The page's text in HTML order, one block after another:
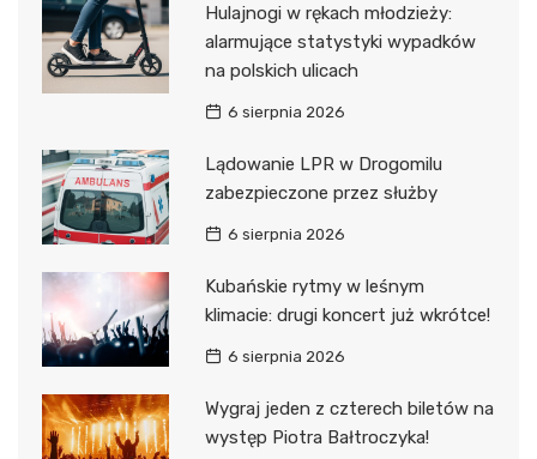
Hulajnogi w rękach młodzieży:
alarmujące statystyki wypadków
na polskich ulicach
6 sierpnia 2026
Lądowanie LPR w Drogomilu
zabezpieczone przez służby
6 sierpnia 2026
Kubańskie rytmy w leśnym
klimacie: drugi koncert już wkrótce!
6 sierpnia 2026
Wygraj jeden z czterech biletów na
występ Piotra Bałtroczyka!